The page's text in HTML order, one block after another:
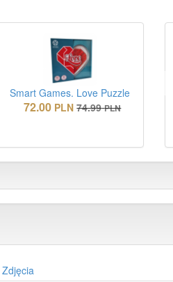
Smart Games. Love Puzzle
72.00 PLN 74.99 PLN
Zdjęcia